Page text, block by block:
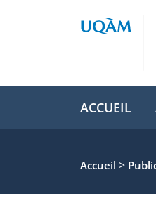
ACCUEIL
Accueil >